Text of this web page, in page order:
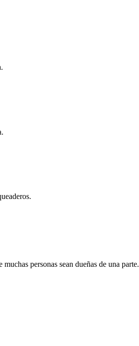
personas sean dueñas de una parte.